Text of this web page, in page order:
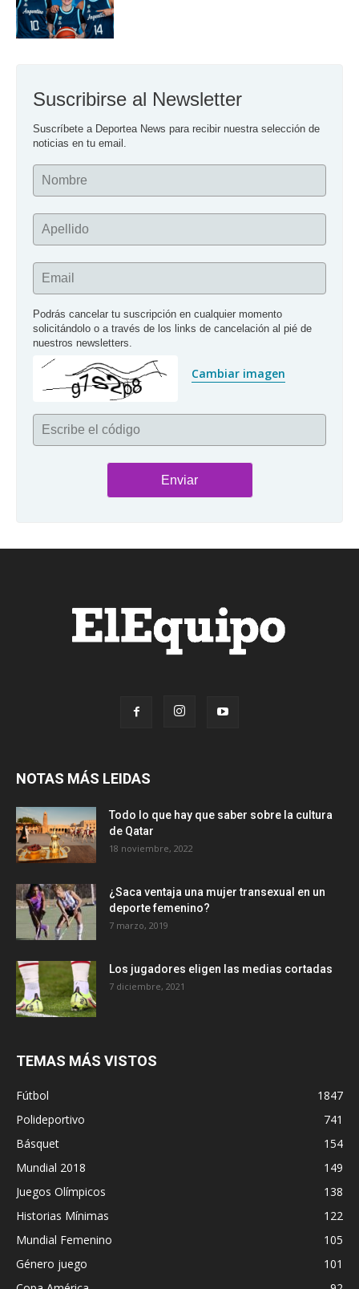
Suscribirse al Newsletter
Suscríbete a Deportea News para recibir nuestra selección de
noticias en tu email.
Nombre
Apellido
Email
Podrás cancelar tu suscripción en cualquier momento
solicitándolo o a través de los links de cancelación al pié de
nuestros newsletters.
Cambiar imagen
Escribe el código
NOTAS MÁS LEIDAS
Todo lo que hay que saber sobre la cultura
de Qatar
18 noviembre, 2022
¿Saca ventaja una mujer transexual en un
deporte femenino?
7 marzo, 2019
Los jugadores eligen las medias cortadas
7 diciembre, 2021
TEMAS MÁS VISTOS
Fútbol
1847
Polideportivo
741
Básquet
154
Mundial 2018
149
Juegos Olímpicos
138
Historias Mínimas
122
Mundial Femenino
105
Género juego
101